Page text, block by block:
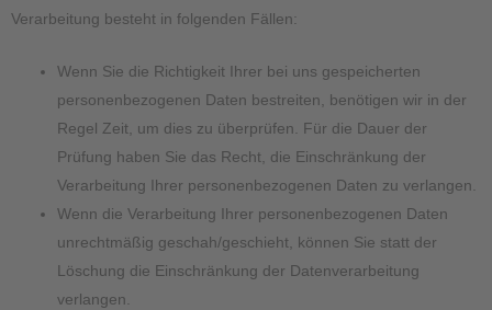
Verarbeitung besteht in folgenden Fällen:
Wenn Sie die Richtigkeit Ihrer bei uns gespeicherten
personenbezogenen Daten bestreiten, benötigen wir in der
Regel Zeit, um dies zu überprüfen. Für die Dauer der
Prüfung haben Sie das Recht, die Einschränkung der
Verarbeitung Ihrer personenbezogenen Daten zu verlangen.
Wenn die Verarbeitung Ihrer personenbezogenen Daten
unrechtmäßig geschah/geschieht, können Sie statt der
Löschung die Einschränkung der Datenverarbeitung
verlangen.